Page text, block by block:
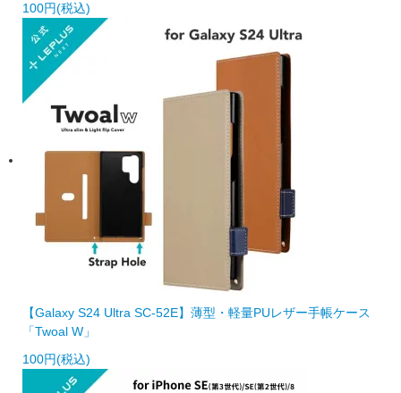
100円(税込)
【Galaxy S24 Ultra SC-52E】薄型・軽量PUレザー手帳ケース
「Twoal W」
100円(税込)